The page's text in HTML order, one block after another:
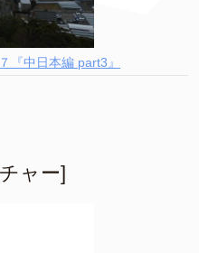
『中日本編 part3』
ャー]